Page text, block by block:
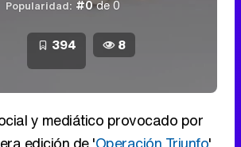
Popularidad: #0de 0
394 8
y mediático provocado por